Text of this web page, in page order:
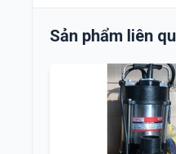
Sản phẩm liên